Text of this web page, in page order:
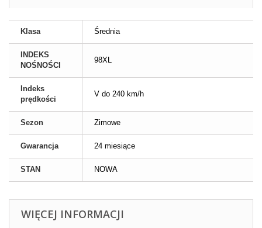
Klasa Średnia
INDEKS
NOŚNOŚCI
98XL
Indeks
prędkości
V do 240 km/h
Sezon Zimowe
Gwarancja 24 miesiące
STAN NOWA
WIĘCEJ INFORMACJI